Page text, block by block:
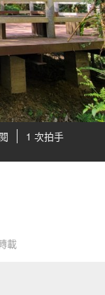
1 次拍手
載